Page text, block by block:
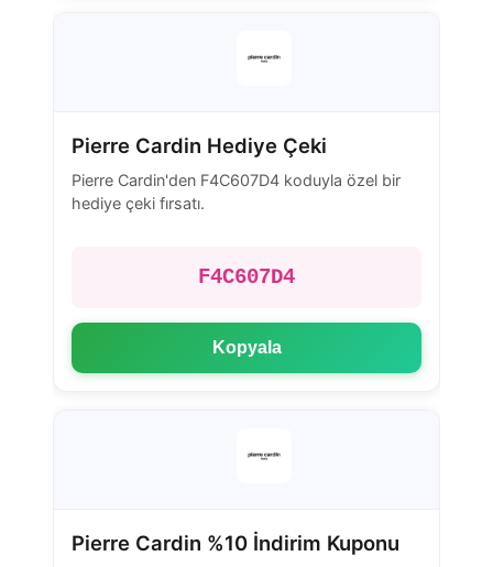
Pierre Cardin Hediye Çeki
Pierre Cardin'den F4C607D4 koduyla özel bir
hediye çeki fırsatı.
F4C607D4
Kopyala
Pierre Cardin %10 İndirim Kuponu